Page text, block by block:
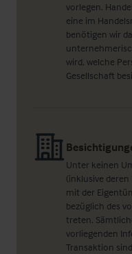
vorlegen.
eine im
benötigen wir
wird, welche
Gesellschaft
Unter keinen
(inklusive
mit der
bezüglich des
treten.
vorliegenden
Transaktion